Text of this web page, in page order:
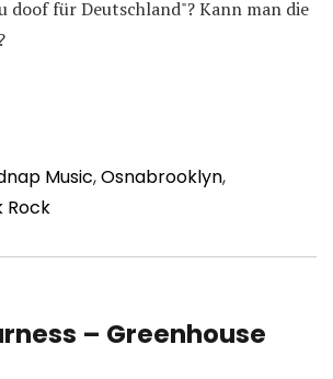
doof für Deutschland"? Kann man die
Music,Osnabrooklyn,
Rock
– Greenhouse